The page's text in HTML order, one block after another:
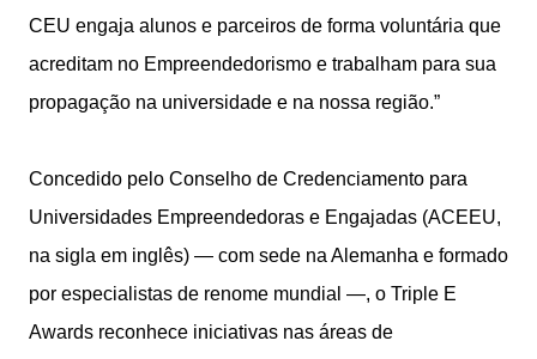
CEU engaja alunos e parceiros de forma voluntária que
acreditam no Empreendedorismo e trabalham para sua
propagação na universidade e na nossa região.”
Concedido pelo Conselho de Credenciamento para
Universidades Empreendedoras e Engajadas (ACEEU,
na sigla em inglês) — com sede na Alemanha e formado
por especialistas de renome mundial —, o Triple E
Awards reconhece iniciativas nas áreas de